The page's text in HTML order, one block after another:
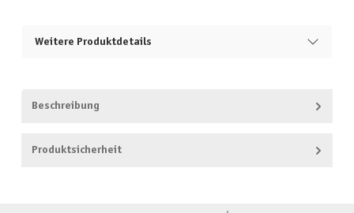
Weitere Produktdetails
Beschreibung
Produktsicherheit